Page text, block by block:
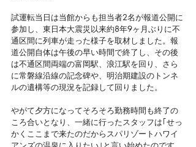
試運転当日は当館からも担当者2名が報道公開に
参加し、東日本大震災以来約8年9ヶ月ぶりに不
通区間に列車が走った様子を取材しました。報
道公開自体は午後の早い時間で終了し、その後
は不通区間両端の富岡駅、浪江駅を回り、さら
に常磐線沿線の記念碑や、明治期建設のトンネ
ルの遺構等の現況を記録して回りました。
やがて夕方になってそろそろ勤務時間も終了の
ころ合いとなり、一緒に行ったスタッフは｢せっ
かくここまで来たのだからスパリゾートハワイ